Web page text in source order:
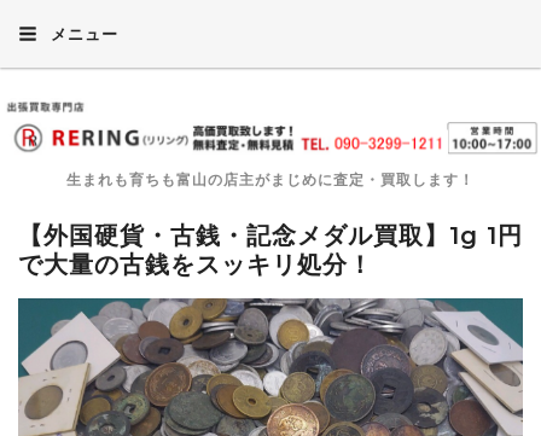
メニュー
生まれも育ちも富山の店主がまじめに査定・買取します！
【外国硬貨・古銭・記念メダル買取】1g 1円
で大量の古銭をスッキリ処分！